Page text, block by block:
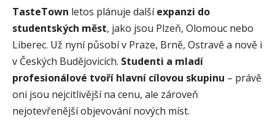
TasteTown letos plánuje dalšíexpanzi do
studentských měst, jako jsou Plzeň, Olomouc nebo
Liberec. Už nyní působí v Praze, Brně, Ostravě a nově i
v Českých Budějovicích. Studenti a mladí
profesionálové tvoří hlavní cílovou skupinu – právě
oni jsou nejcitlivější na cenu, ale zároveň
nejotevřenější objevování nových míst.